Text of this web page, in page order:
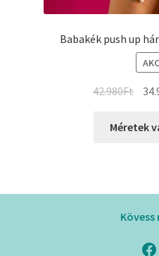
Babakék push up
42.980Ft
was:
Méretek